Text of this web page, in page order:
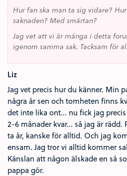
Hur fan ska man ta sig vidare?
saknaden? Med smärtan?
Jag vet att vi är många i detta
igenom samma sak. Tacksam för
Liz
Jag vet precis hur du känner. Min
några år sen och tomheten finns
det inte lika ont... nu fick jag
2-6 månader kvar... så jag är
ta år, kanske för alltid. Och jag
ensam. Jag tror vi alltid kommer
Känslan att någon älskade en så
pappa gör.